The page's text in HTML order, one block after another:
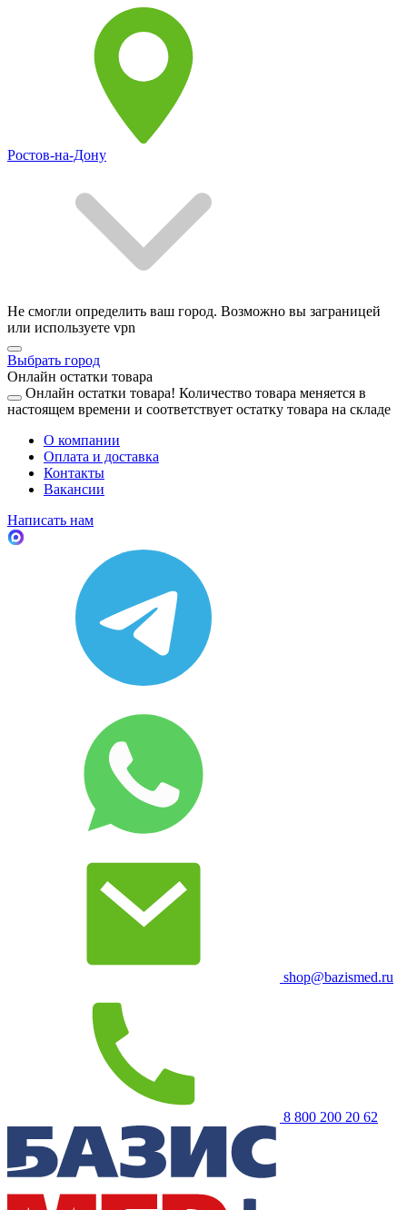
Ростов-на-Дону
Не смогли определить ваш город. Возможно вы заграницей
или используете vpn
Выбрать город
Онлайн остатки товара
Онлайн остатки товара! Количество товара меняется в
настоящем времени и соответствует остатку товара на складе
О компании
Оплата и доставка
Контакты
Вакансии
Написать нам
shop@bazismed.ru
8 800 200 20 62